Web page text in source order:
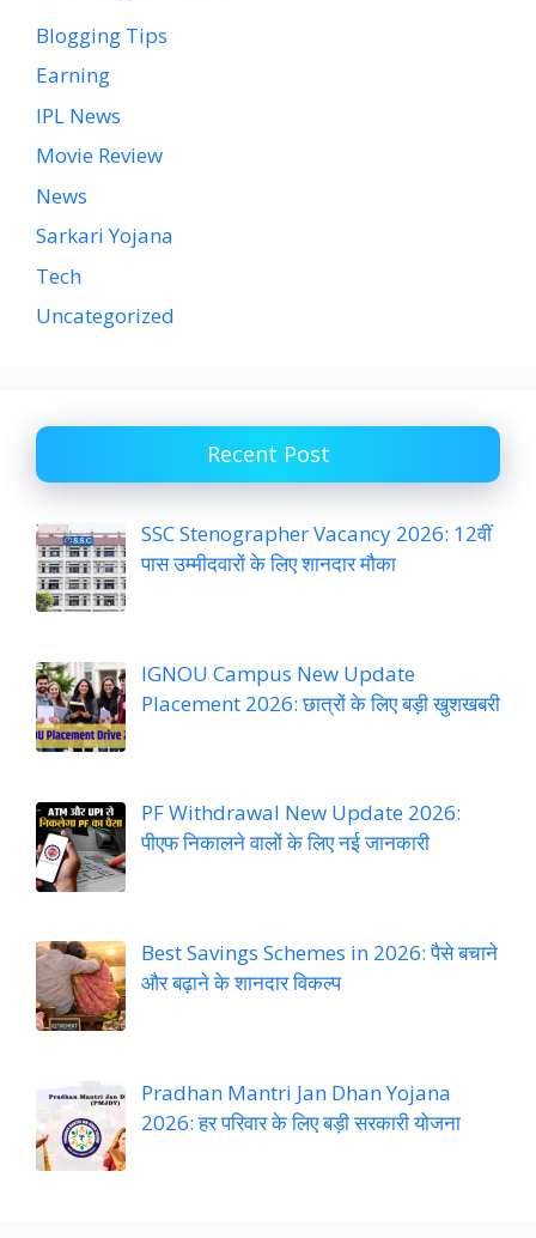
Blogging Tips
Earning
IPL News
Movie Review
News
Sarkari Yojana
Tech
Uncategorized
Recent Post
SSC Stenographer Vacancy 2026: 12वीं
पास उम्मीदवारों के लिए शानदार मौका
IGNOU Campus New Update
Placement 2026: छात्रों के लिए बड़ी खुशखबरी
PF Withdrawal New Update 2026:
पीएफ निकालने वालों के लिए नई जानकारी
Best Savings Schemes in 2026: पैसे बचाने
और बढ़ाने के शानदार विकल्प
Pradhan Mantri Jan Dhan Yojana
2026: हर परिवार के लिए बड़ी सरकारी योजना